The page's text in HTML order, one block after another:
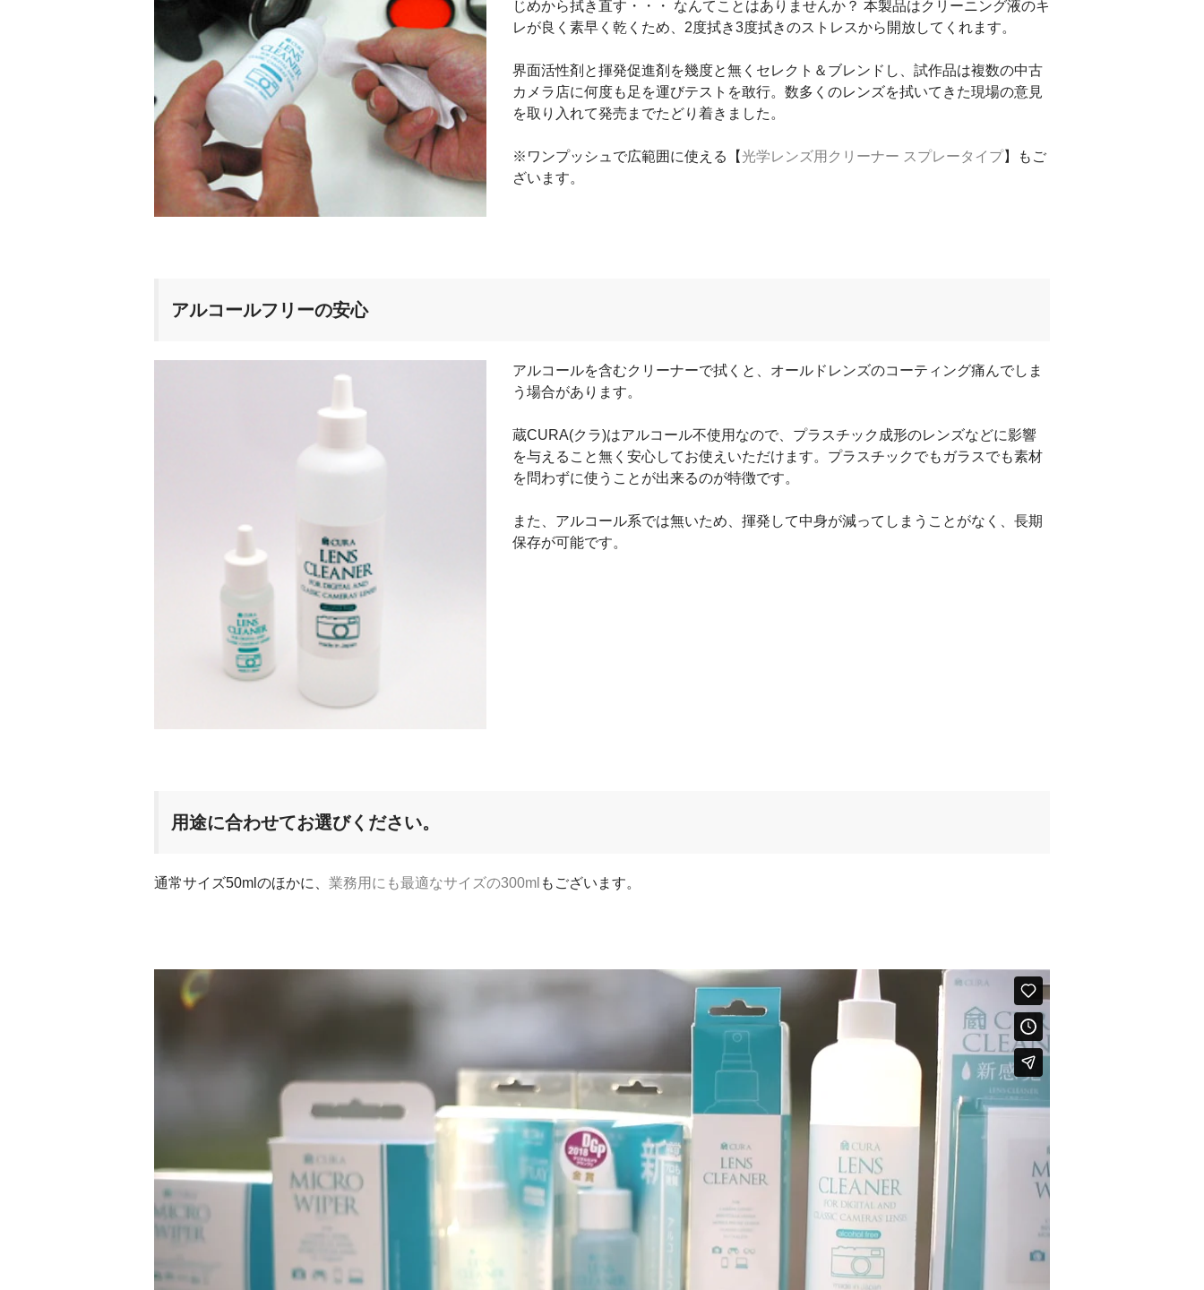
じめから拭き直す・・・ なんてことはありませんか？ 本製品はクリーニング液のキ
レが良く素早く乾くため、2度拭き3度拭きのストレスから開放してくれます。
界面活性剤と揮発促進剤を幾度と無くセレクト＆ブレンドし、試作品は複数の中古
カメラ店に何度も足を運びテストを敢行。数多くのレンズを拭いてきた現場の意見
を取り入れて発売までたどり着きました。
※ワンプッシュで広範囲に使える【光学レンズ用クリーナー スプレータイプ】もご
ざいます。
アルコールフリーの安心
アルコールを含むクリーナーで拭くと、オールドレンズのコーティング痛んでしま
う場合があります。
蔵CURA(クラ)はアルコール不使用なので、プラスチック成形のレンズなどに影響
を与えること無く安心してお使えいただけます。プラスチックでもガラスでも素材
を問わずに使うことが出来るのが特徴です。
また、アルコール系では無いため、揮発して中身が減ってしまうことがなく、長期
保存が可能です。
用途に合わせてお選びください。
通常サイズ50mlのほかに、 業務用にも最適なサイズの300ml もございます。